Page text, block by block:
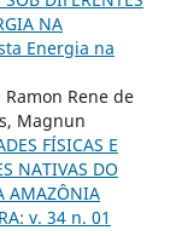
NA
Energia na
Rene de
Magnun
FÍSICAS E
NATIVAS DO
AMAZÔNIA
v. 34 n. 01